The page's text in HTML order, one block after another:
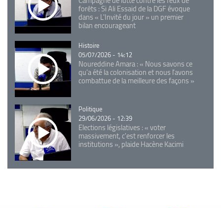
forêts : Si Ali Essaid de la DGF évoque
dans « L'Invité du jour » un premier
bilan encourageant
Catégorie
Histoire
05/07/2026 - 14:12
Noureddine Amara : « Nous savons ce
qu’a été la colonisation et nous l’avons
combattue de la meilleure des façons »
Catégorie
Politique
29/06/2026 - 12:39
Elections législatives : « voter
massivement, c'est renforcer les
institutions », plaide Hacène Kacimi